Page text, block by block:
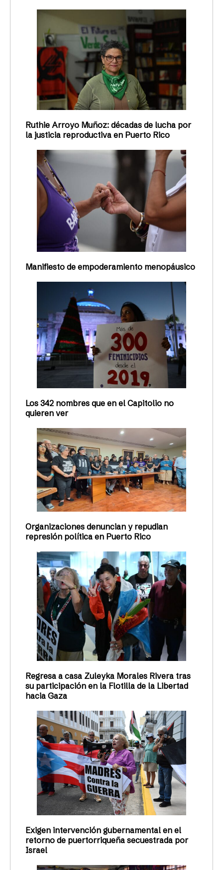
Ruthie Arroyo Muñoz: décadas de lucha por
la justicia reproductiva en Puerto Rico
Manifiesto de empoderamiento menopáusico
Los 342 nombres que en el Capitolio no
quieren ver
Organizaciones denuncian y repudian
represión política en Puerto Rico
Regresa a casa Zuleyka Morales Rivera tras
su participación en la Flotilla de la Libertad
hacia Gaza
Exigen intervención gubernamental en el
retorno de puertorriqueña secuestrada por
Israel